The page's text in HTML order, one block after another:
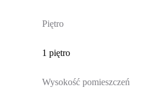
Piętro
1 piętro
Wysokość pomieszczeń